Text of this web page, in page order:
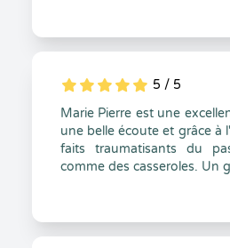
5
1
5
0 5 / 5
Marie Pierre est une
une belle écoute et grâce à
faits traumatisants du
comme des casseroles. Un